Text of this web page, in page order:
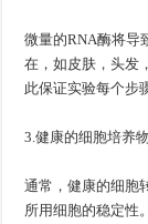
微量的RNA酶将导
在，如皮肤，头发
此保证实验每个步
3.健康的细胞培养
通常，健康的细胞
所用细胞的稳定性